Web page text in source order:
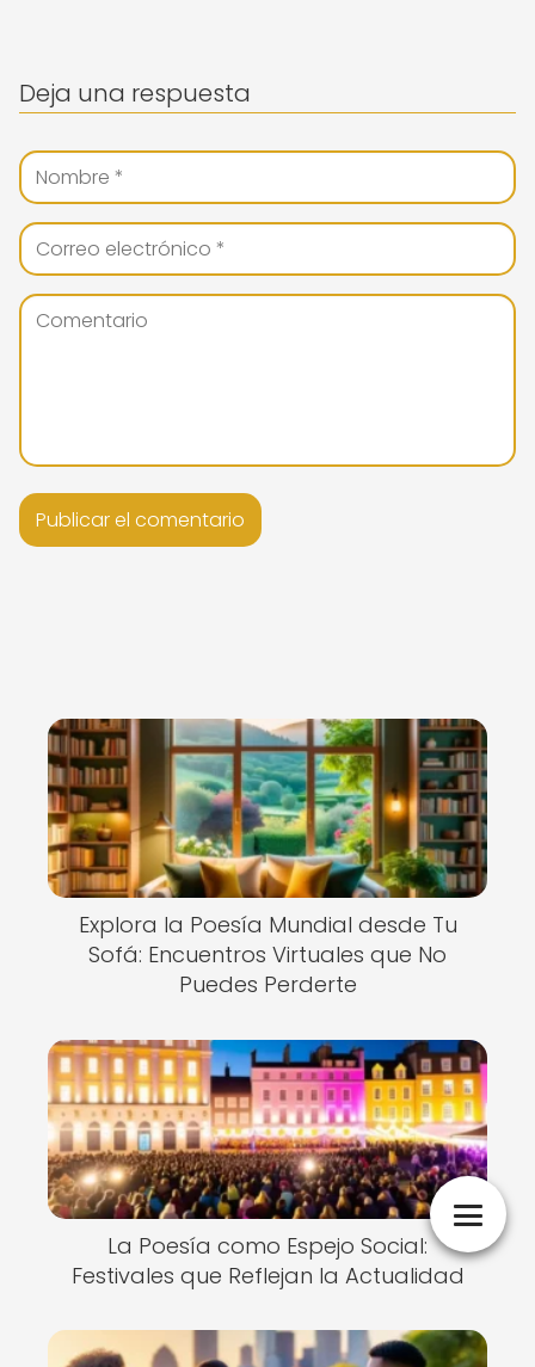
Deja una respuesta
Explora la Poesía Mundial desde Tu
Sofá: Encuentros Virtuales que No
Puedes Perderte
La Poesía como Espejo Social:
Festivales que Reflejan la Actualidad